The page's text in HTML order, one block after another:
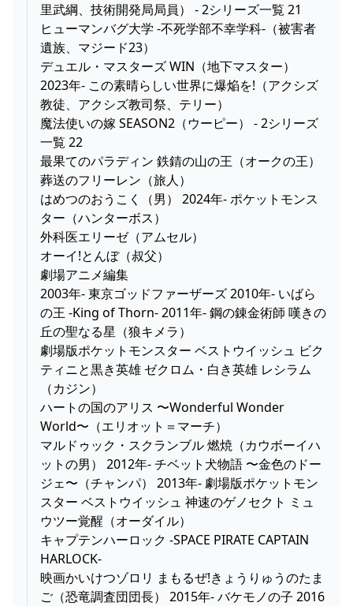
里武綱、技術開発局局員） - 2シリーズ一覧 21
ヒューマンバグ大学 -不死学部不幸学科-（被害者
遺族、マジード23）
デュエル・マスターズ WIN（地下マスター）
2023年- この素晴らしい世界に爆焔を!（アクシズ
教徒、アクシズ教司祭、テリー）
魔法使いの嫁 SEASON2（ウーピー） - 2シリーズ
一覧 22
最果てのパラディン 鉄錆の山の王（オークの王）
葬送のフリーレン（旅人）
はめつのおうこく（男） 2024年- ポケットモンス
ター（ハンターボス）
外科医エリーゼ（アムセル）
オーイ!とんぼ（叔父）
劇場アニメ編集
2003年- 東京ゴッドファーザーズ 2010年- いばら
の王 -King of Thorn- 2011年- 鋼の錬金術師 嘆きの
丘の聖なる星（狼キメラ）
劇場版ポケットモンスター ベストウイッシュ ビク
ティニと黒き英雄 ゼクロム・白き英雄 レシラム
（カジン）
ハートの国のアリス 〜Wonderful Wonder
World〜（エリオット＝マーチ）
マルドゥック・スクランブル 燃焼（カウボーイハ
ットの男） 2012年- チベット犬物語 〜金色のドー
ジェ〜（チャンパ） 2013年- 劇場版ポケットモン
スター ベストウイッシュ 神速のゲノセクト ミュ
ウツー覚醒（オーダイル）
キャプテンハーロック -SPACE PIRATE CAPTAIN
HARLOCK-
映画かいけつゾロリ まもるぜ!きょうりゅうのたま
ご（恐竜調査団団長） 2015年- バケモノの子 2016